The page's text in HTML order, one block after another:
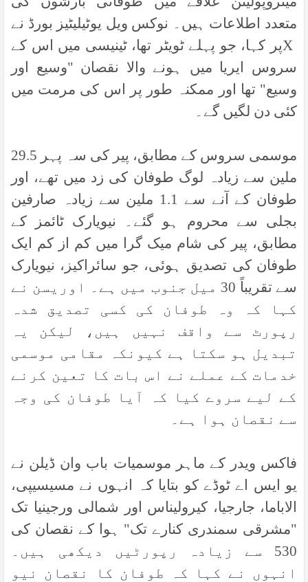
متعدد اطلاعات ہیں۔ نوکس ویل یوٹیلیٹیز بورڈ نے
Xپر کہا، جو پہلے ٹویٹر تھا، ٹینیسی میں اس کے
سروس ایریا میں ہونے والا نقصان "وسیع اور
وسیع" تھا اور ممکنہ طور پر اس کی مرمت میں
کئی دن لگیں گے۔
موسمی سروس کے مطابق، پیر کی سہ پہر 29.5
ملین سے زیادہ لوگ طوفان کی زد میں تھے، اور
طوفان کے آنے سے 1.1 ملین سے زیادہ صارفین
بجلی سے محروم ہو گئے۔ نیویارک ٹائمز کے
مطابق، پیر کی شام میک گرا میں کم از کم ایک
طوفان کی تصدیق ہوئی، جو سائراکیز، نیویارک
سے تقریباً 30 میل جنوب میں ہے۔ اوریسن نے
کہا کہ وہ طوفان کی کسی تصدیق شدہ
رپورٹ سے واقف نہیں ہیں، لیکن یہ
تبدیل ہو سکتا ہے کیونکہ مقامی موسمی
خدمات کے عملے نے اس بات کا تعین کرنے
کے لیے سروے کیا کہ آیا طوفان کی وجہ
سے نقصان ہوا ہے۔
فاکس ویدر کے ماہر موسمیات باب وان ڈیلن نے
یو ایس اے ٹوڈے کو بتایا کہ انہوں نے مسیسیپی،
الاباما، جارجیا، کیرولیناس اور شمالی ورجینیا تک
"مشرقی سمندری کنارے تک" ہوا کے نقصان کی
530 سے زیادہ رپورٹیں دیکھی ہیں۔
انہوں نے کہا کہ طوفان کا نقصان نیو